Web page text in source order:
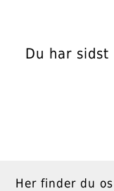
Du har
Her finder du os